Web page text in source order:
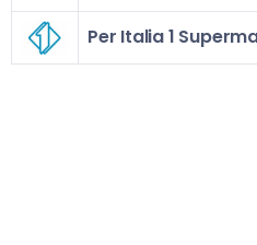
Per Italia 1